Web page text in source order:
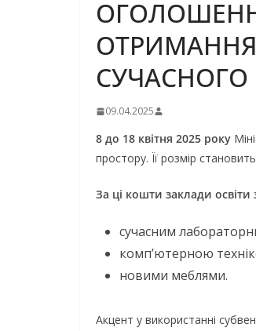
ОТРИМАННЯ
СУЧАСНОГО
09.04.2025
8 до 18 квітня 2025 року
простору. Її розмір
За ці кошти заклади освіти
сучасним
комп’ютерною
новими меблями.
Акцент у використанні